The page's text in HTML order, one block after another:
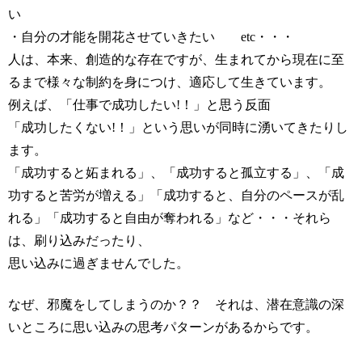
い
・自分の才能を開花させていきたい etc・・・
人は、本来、創造的な存在ですが、生まれてから現在に至
るまで様々な制約を身につけ、適応して生きています。
例えば、「仕事で成功したい!！」と思う反面
「成功したくない!！」という思いが同時に湧いてきたりし
ます。
「成功すると妬まれる」、「成功すると孤立する」、「成
功すると苦労が増える」「成功すると、自分のペースが乱
れる」「成功すると自由が奪われる」など ・・・それら
は、刷り込みだったり、
思い込みに過ぎませんでした。
なぜ、邪魔をしてしまうのか？？ それは、潜在意識の深
いところに思い込みの思考パターンがあるからです。